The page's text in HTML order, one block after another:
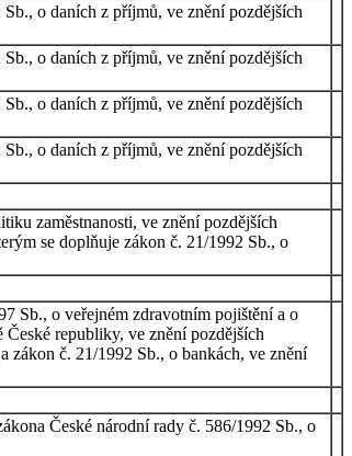
o daních z příjmů, ve znění pozdějších
o daních z příjmů, ve znění pozdějších
o daních z příjmů, ve znění pozdějších
o daních z příjmů, ve znění pozdějších
zaměstnanosti, ve znění pozdějších
se doplňuje zákon č. 21/1992 Sb., o
Sb., o veřejném zdravotním pojištění a o
republiky, ve znění pozdějších
zákon č. 21/1992 Sb., o bankách, ve znění
České národní rady č. 586/1992 Sb., o